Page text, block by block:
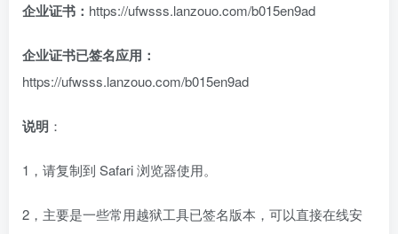
企业证书： https://ufwsss.lanzouo.com/b015en9ad
企业证书已签名应用：
https://ufwsss.lanzouo.com/b015en9ad
说明 ：
1，请复制到 Safari 浏览器使用。
2，主要是一些常用越狱工具已签名版本，可以直接在线安